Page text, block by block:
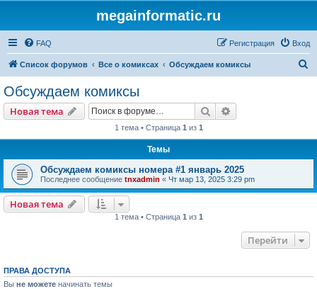
megainformatic.ru
FAQ Вход
Регистрация
Список форумов Все о комиксах Обсуждаем комиксы
Обсуждаем комиксы
Новая тема Поиск
1 тема • Страница 1 из 1
Темы
Обсуждаем комиксы номера #1 январь 2025
Последнее сообщение tnxadmin « Чт мар 13, 2025 3:29 pm
Новая тема
1 тема • Страница 1 из 1
Перейти
ПРАВА ДОСТУПА
Вы не можете начинать темы